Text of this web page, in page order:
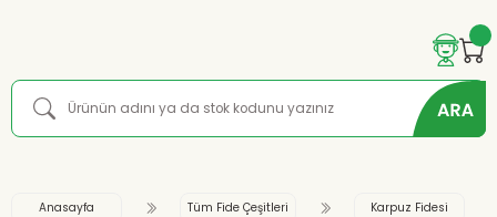
Anasayfa Tüm Fide Çeşitleri Karpuz Fidesi